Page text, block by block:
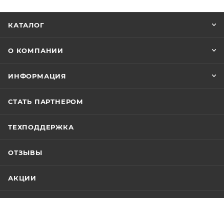
КАТАЛОГ
О КОМПАНИИ
ИНФОРМАЦИЯ
СТАТЬ ПАРТНЕРОМ
ТЕХПОДДЕРЖКА
ОТЗЫВЫ
АКЦИИ